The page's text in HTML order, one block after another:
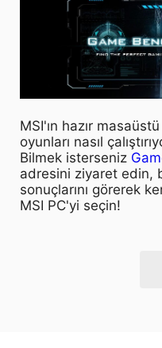
MSI'ın hazır
oyunları nasıl
Bilmek isterseniz
adresini ziyaret edin,
sonuçlarını görerek
MSI PC'yi seçin!